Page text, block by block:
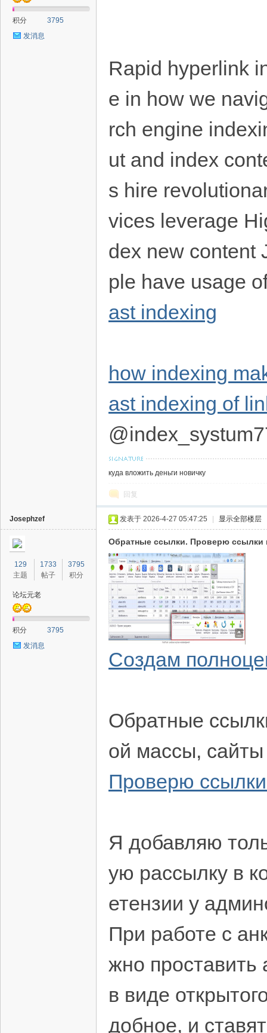
积分
3795
发消息
Rapid hyperlink
e in how we
rch engine
ut and index
s hire
vices leverage
dex new content
ple have usage
ast indexing
how indexing
ast indexing of
куда вложить деньги новичку
回复
Josephzef
129
主题
1733
帖子
3795
积分
论坛元老
积分
3795
发消息
发表于 2026-4-27 05:47:25 显示全部楼层
Обратные ссылки. Проверю ссылки
Создам
Обратные
ой массы,
Проверю
Я добавляю
ую рассылку в
етензии у
При работе с
жно проставить
в виде
добное, и